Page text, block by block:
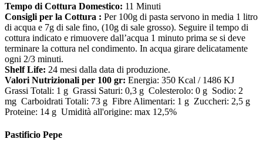
Tempo di Cottura Domestico: 11 Minuti
Consigli per la Cottura : Per 100g di pasta servono in media 1 litro
di acqua e 7g di sale fino, (10g di sale grosso). Seguire il tempo di
cottura indicato e rimuovere dall’acqua 1 minuto prima se si deve
terminare la cottura nel condimento. In acqua girare delicatamente
ogni 2/3 minuti.
Shelf Life: 24 mesi dalla data di produzione.
Valori Nutrizionali per 100 gr: Energia: 350 Kcal / 1486 KJ
Grassi Totali: 1 g Grassi Saturi: 0,3 g Colesterolo: 0 g Sodio: 2
mg Carboidrati Totali: 73 g Fibre Alimentari: 1 g Zuccheri: 2,5 g
Proteine: 14 g Umidità all'origine: max 12,5%
Pastificio Pepe